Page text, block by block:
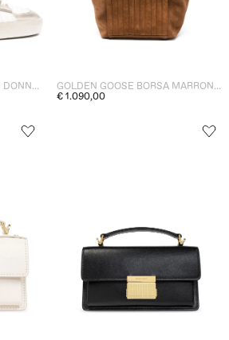
GOLDEN GOOSE STARDAN DONNA SNEAKERS PLATINO
GOLDEN GOOSE BORSA MARRONE DONNA TOTE SCAMOSCIATA
€ 1.090,00